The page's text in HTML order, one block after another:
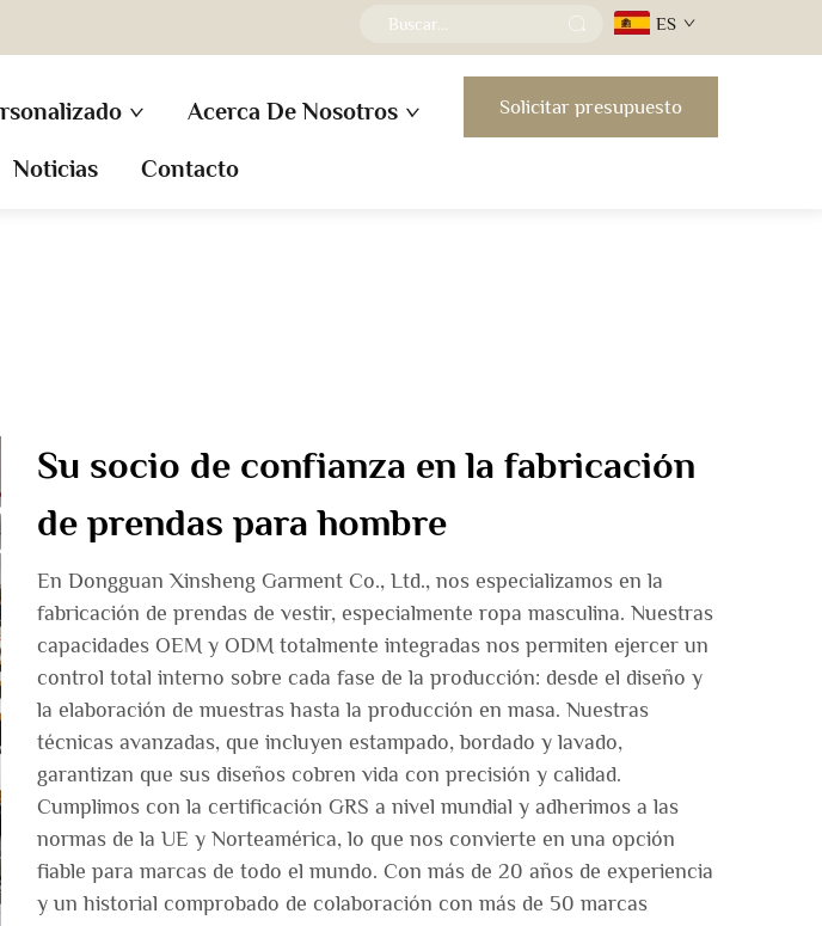
ES
Acerca De Nosotros
Noticias Contacto
Solicitar presupuesto
Su socio de confianza en la fabricación
de prendas para hombre
En Dongguan Xinsheng Garment Co., Ltd., nos especializamos en la
fabricación de prendas de vestir, especialmente ropa masculina. Nuestras
capacidades OEM y ODM totalmente integradas nos permiten ejercer un
control total interno sobre cada fase de la producción: desde el diseño y
la elaboración de muestras hasta la producción en masa. Nuestras
técnicas avanzadas, que incluyen estampado, bordado y lavado,
garantizan que sus diseños cobren vida con precisión y calidad.
Cumplimos con la certificación GRS a nivel mundial y adherimos a las
normas de la UE y Norteamérica, lo que nos convierte en una opción
fiable para marcas de todo el mundo. Con más de 20 años de experiencia
y un historial comprobado de colaboración con más de 50 marcas